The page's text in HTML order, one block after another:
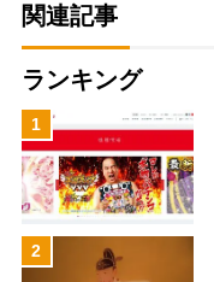
関連記事
ランキング
1
2